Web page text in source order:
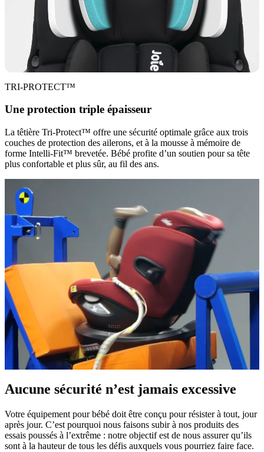
TRI-PROTECT™
Une protection triple épaisseur
La têtière Tri-Protect™ offre une sécurité optimale grâce aux trois
couches de protection des ailerons, et à la mousse à mémoire de
forme Intelli-Fit™ brevetée. Bébé profite d’un soutien pour sa tête
plus confortable et plus sûr, au fil des ans.
Aucune sécurité n’est jamais excessive
Votre équipement pour bébé doit être conçu pour résister à tout, jour
après jour. C’est pourquoi nous faisons subir à nos produits des
essais poussés à l’extrême : notre objectif est de nous assurer qu’ils
sont à la hauteur de tous les défis auxquels vous pourriez faire face.